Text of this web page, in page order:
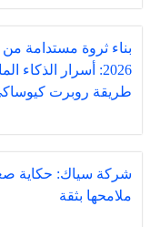
بناء ثروة مستدامة
2026: أسرار الذكاء
طريقة روبرت
شركة سياك: حكاية
ملامحها بثقة